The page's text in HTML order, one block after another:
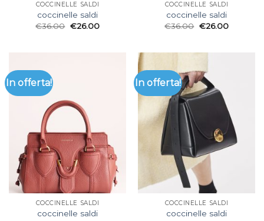
COCCINELLE SALDI
coccinelle saldi
€36.00 €26.00
COCCINELLE SALDI
coccinelle saldi
€36.00 €26.00
In offerta!
COCCINELLE SALDI
coccinelle saldi
In offerta!
COCCINELLE SALDI
coccinelle saldi